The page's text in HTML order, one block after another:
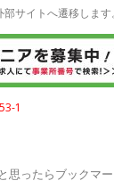
サイトへ遷移します
1
思ったらブックマ